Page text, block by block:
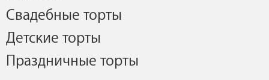
Свадебные торты
Детские торты
Праздничные торты